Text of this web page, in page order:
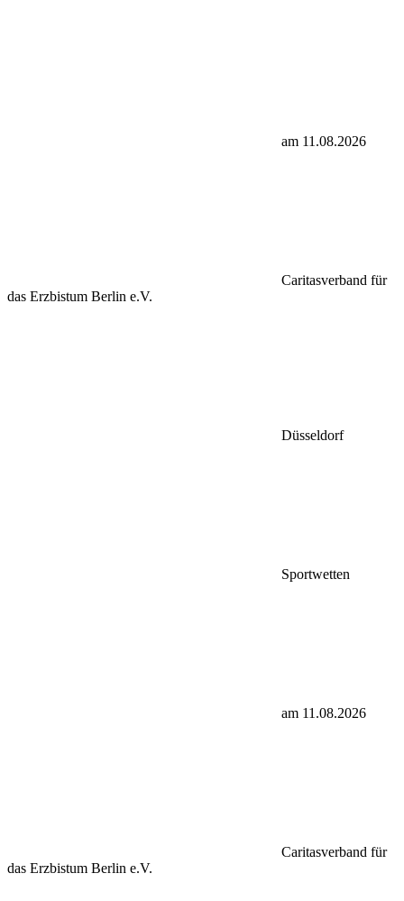
am 11.08.2026
Caritasverband für
das Erzbistum Berlin e.V.
Düsseldorf
Sportwetten
am 11.08.2026
Caritasverband für
das Erzbistum Berlin e.V.